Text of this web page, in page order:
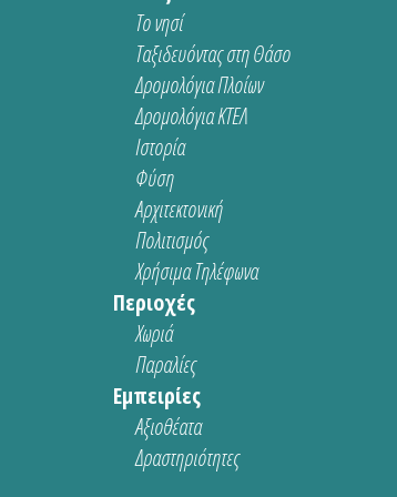
Το νησί
Ταξιδευόντας στη Θάσο
Δρομολόγια Πλοίων
Δρομολόγια ΚΤΕΛ
Ιστορία
Φύση
Αρχιτεκτονική
Πολιτισμός
Χρήσιμα Τηλέφωνα
Περιοχές
Χωριά
Παραλίες
Εμπειρίες
Αξιοθέατα
Δραστηριότητες